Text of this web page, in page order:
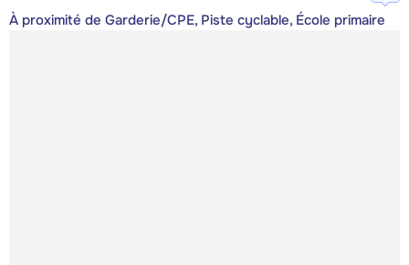
À proximité de Garderie/CPE, Piste cyclable, École primaire